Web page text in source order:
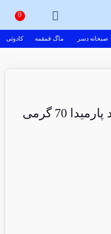
صبحانه دسر ماگ قمقمه کادوئی